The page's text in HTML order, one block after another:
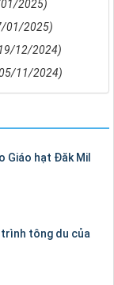
2025)
01/2025)
12/2024)
11/2024)
Giáo hạt Đăk Mil
tông du của